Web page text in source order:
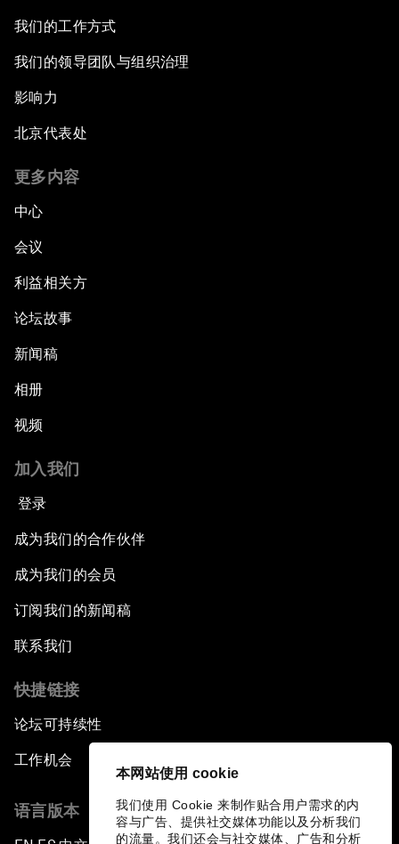
本网站使用 cookie
我们使用 Cookie 来制作贴合用户需求的内
容与广告、提供社交媒体功能以及分析我们
的流量。我们还会与社交媒体、广告和分析
我们的工作方式
我们的领导团队与组织治理
影响力
北京代表处
更多内容
中心
会议
利益相关方
论坛故事
新闻稿
相册
视频
加入我们
登录
成为我们的合作伙伴
成为我们的会员
订阅我们的新闻稿
联系我们
快捷链接
论坛可持续性
工作机会
语言版本